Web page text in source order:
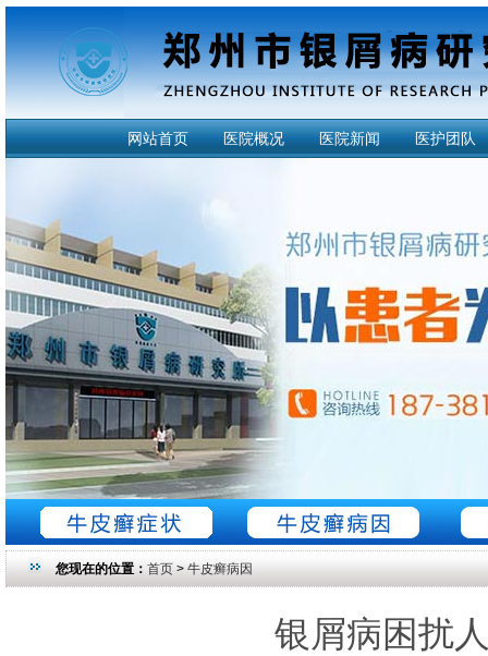
网站首页 医院概况 医院新闻 医护团队
您现在的位置： 首页 > 牛皮癣病因
银屑病困扰